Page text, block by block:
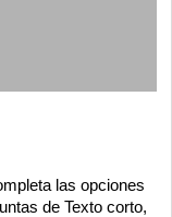
las opciones
de Texto corto,